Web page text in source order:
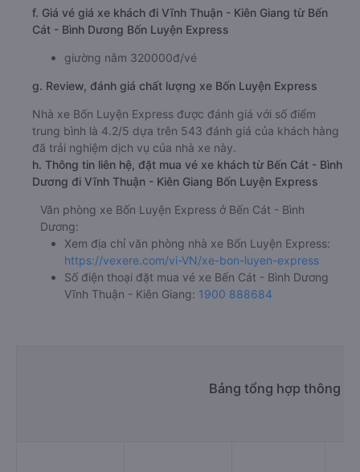
f. Giá vé giá xe khách đi Vĩnh Thuận - Kiên Giang từ Bến
Cát - Bình Dương Bốn Luyện Express
giường nằm 320000đ/vé
g. Review, đánh giá chất lượng xe Bốn Luyện Express
Nhà xe Bốn Luyện Express được đánh giá với số điểm
trung bình là 4.2/5 dựa trên 543 đánh giá của khách hàng
đã trải nghiệm dịch vụ của nhà xe này.
h. Thông tin liên hệ, đặt mua vé xe khách từ Bến Cát - Bình
Dương đi Vĩnh Thuận - Kiên Giang Bốn Luyện Express
Văn phòng xe Bốn Luyện Express ở Bến Cát - Bình
Dương:
Xem địa chỉ văn phòng nhà xe Bốn Luyện Express:
https://vexere.com/vi-VN/xe-bon-luyen-express
Số điện thoại đặt mua vé xe Bến Cát - Bình Dương
Vĩnh Thuận - Kiên Giang: 1900 888684
Bảng tổng hợp thông